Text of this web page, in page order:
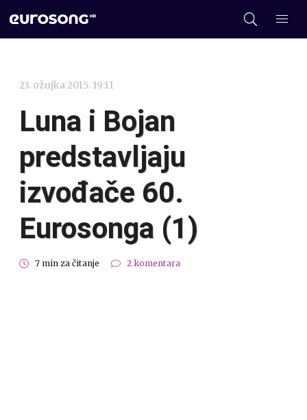
23. ožujka 2015. 19:11
Luna i Bojan
predstavljaju
izvođače 60.
Eurosonga (1)
7 min za čitanje 2 komentara